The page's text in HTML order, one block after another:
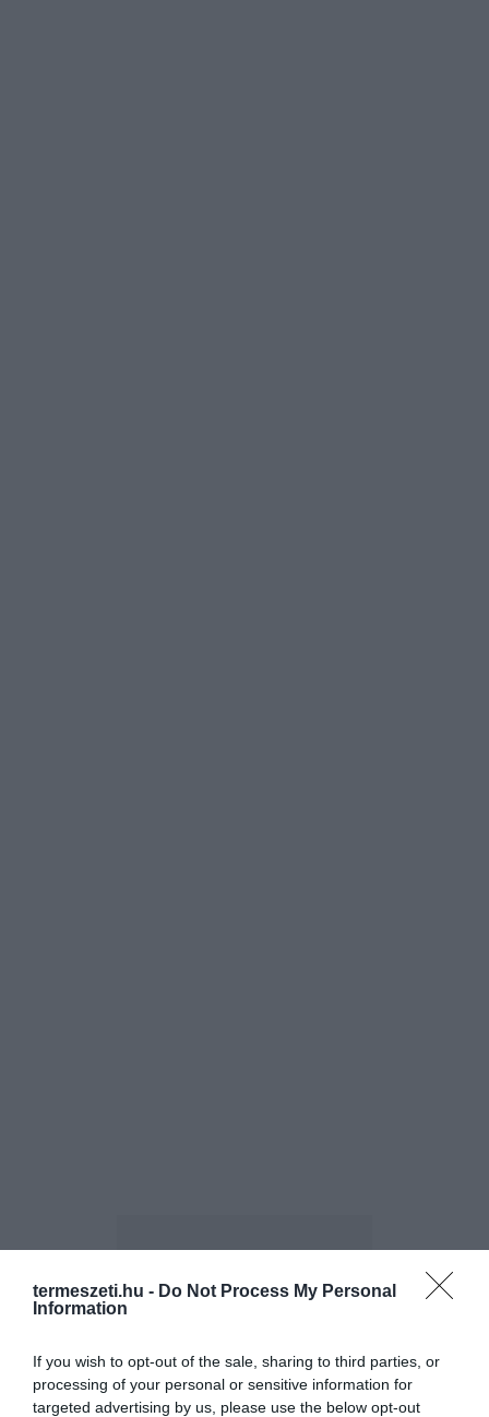
termeszeti.hu - Do Not Process My Personal
Information
If you wish to opt-out of the sale, sharing to third parties, or
processing of your personal or sensitive information for
targeted advertising by us, please use the below opt-out
KAKTUSZOK A KISKUNSÁG HOMOKBUCKÁIN: TERJEDŐ
FAJOKKAL HARCOLNAK A SZAKEMBEREK